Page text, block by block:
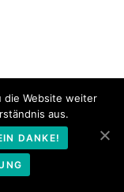
die Website weiter
aus.
DANKE!